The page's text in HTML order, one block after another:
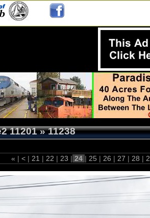
11201»11238
« | < | 21 | 22 | 23 | 24 | 25 | 26 | 27 | 28 |